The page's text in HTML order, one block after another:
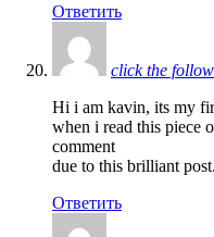
Ответить
click the
Hi i am kavin, its my
when i read this piece
comment
due to this brilliant post.
Ответить